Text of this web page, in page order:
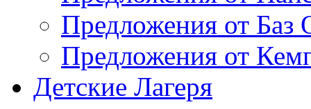
Предложения от Баз
Предложения от
Детские Лагеря